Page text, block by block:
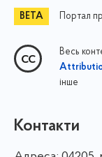
Портал
Весь
інше
Контакти